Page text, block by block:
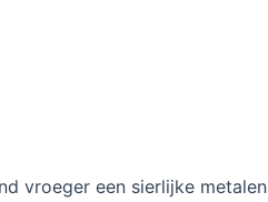
vroeger een sierlijke